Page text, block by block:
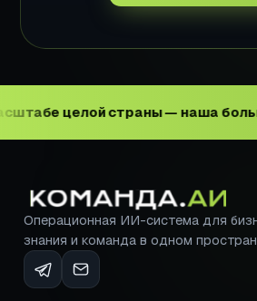
страны — наша большая, но
Операционная ИИ-система для
знания и команда в одном